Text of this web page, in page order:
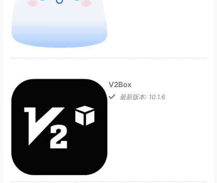
V2Box
最新版本: 10.1.6